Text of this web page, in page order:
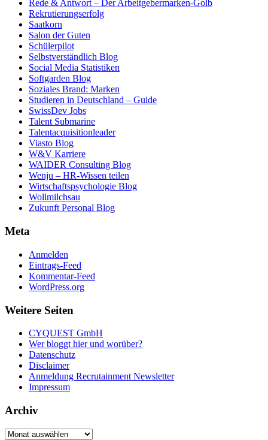
Rede & Antwort – Der Arbeitgebermarken-Golb
Rekrutierungserfolg
Saatkorn
Salon der Guten
Schülerpilot
Selbstverständlich Blog
Social Media Statistiken
Softgarden Blog
Soziales Brand: Marken
Studieren in Deutschland – Guide
SwissDev Jobs
Talent Submarine
Talentacquisitionleader
Viasto Blog
W&V Karriere
WAIDER Consulting Blog
Wenju – HR-Wissen teilen
Wirtschaftspsychologie Blog
Wollmilchsau
Zukunft Personal Blog
Meta
Anmelden
Eintrags-Feed
Kommentar-Feed
WordPress.org
Weitere Seiten
CYQUEST GmbH
Wer bloggt hier und worüber?
Datenschutz
Disclaimer
Anmeldung Recrutainment Newsletter
Impressum
Archiv
Archiv